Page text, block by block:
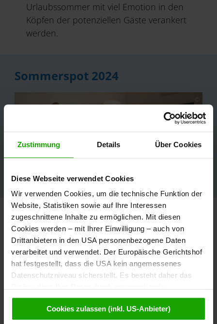
Zustimmung Details Über Cookies
Diese Webseite verwendet Cookies
Wir verwenden Cookies, um die technische Funktion der
Website, Statistiken sowie auf Ihre Interessen
zugeschnittene Inhalte zu ermöglichen. Mit diesen
Cookies werden – mit Ihrer Einwilligung – auch von
Drittanbietern in den USA personenbezogene Daten
verarbeitet und verwendet. Der Europäische Gerichtshof
hat festgestellt, dass die USA kein angemessenes
Datenschutzniveau sicherstellt. Es besteht daher das
Anordnungen gegenüber den Drittanbietern (z.B. Google,
Meta) dem Zugriff durch US-Behörden zu Kontroll- und
Überwachungszwecken unterliegen und dagegen keine
Cookies zulassen (inkl. US-Anbieter)
Urlaubssommer mit viel Emotion in den
Köpfen der potenziellen Gäste verankert
werden.
Sommerspot 2024
Internationale Marktbearbeitung
Neu aufgebaut wird der Markt Schweiz,
wo eine kontinuierliche Bearbeitung
gemeinsam mit der Österreich Werbung
Im Kalenderjahr 2023 wurden aus der
Schweiz und Liechtenstein rund 142.000